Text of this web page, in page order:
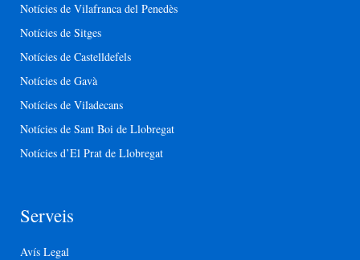
Notícies de Vilafranca del Penedès
Notícies de Sitges
Notícies de Castelldefels
Notícies de Gavà
Notícies de Viladecans
Notícies de Sant Boi de Llobregat
Notícies d’El Prat de Llobregat
Serveis
Avís Legal